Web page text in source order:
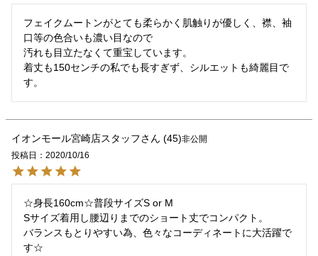
フェイクムートンがとても柔らかく肌触りが優しく、襟、袖
口等の色合いも濃い目なので
汚れも目立たなくて重宝しています。
着丈も150センチの私でも長すぎず、シルエットも綺麗目で
す。
イオンモール宮崎店スタッフ 45 非公開
投稿日
2020/10/16
☆身長160cm☆普段サイズS or M
Sサイズ着用し腰辺りまでのショート丈でコンパクト。
バランスもとりやすい為、色々なコーディネートに大活躍で
す☆